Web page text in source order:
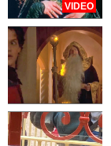
VIDEO